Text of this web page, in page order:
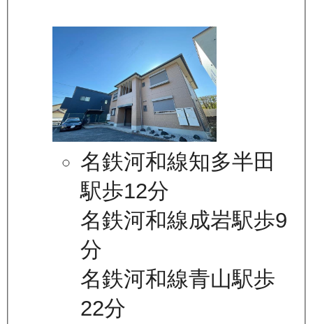
名鉄河和線知多半田
駅歩12分
名鉄河和線成岩駅歩9
分
名鉄河和線青山駅歩
22分